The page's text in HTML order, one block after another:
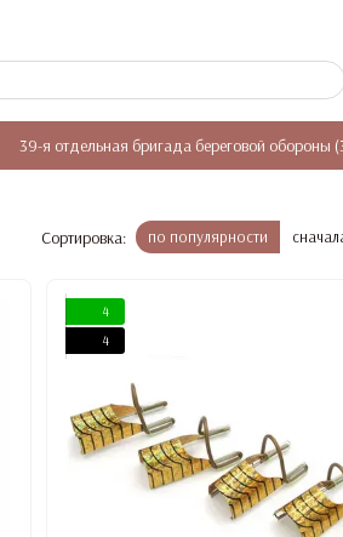
39-я отдельная бригада береговой обороны
Сортировка: по популярности
4
4